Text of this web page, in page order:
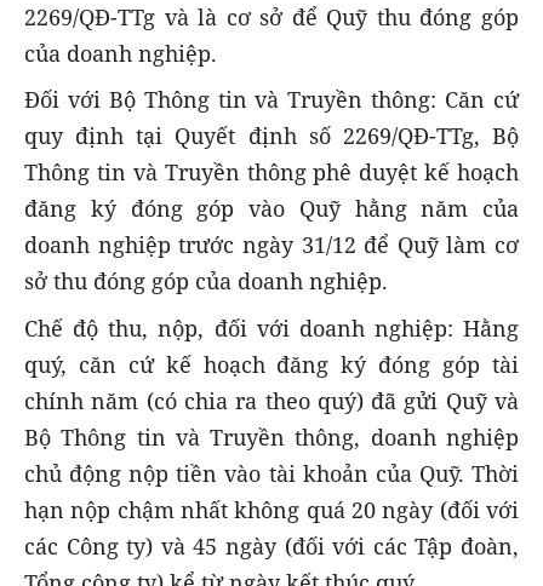
2269/QĐ-TTg và là cơ sở để Quỹ thu đóng góp
của doanh nghiệp.
Đối với Bộ Thông tin và Truyền thông: Căn cứ
quy định tại Quyết định số 2269/QĐ-TTg, Bộ
Thông tin và Truyền thôngphê duyệt kế hoạch
đăng ký đóng góp vào Quỹ hằng năm của
doanh nghiệp trước ngày 31/12 để Quỹ làm cơ
sở thu đóng góp của doanh nghiệp.
Chế độ thu, nộp, đối với doanh nghiệp: Hằng
quý, căn cứ kế hoạch đăng ký đóng góp tài
chính năm (có chia ra theo quý) đã gửi Quỹ và
BộThông tin và Truyền thông, doanh nghiệp
chủ động nộp tiền vào tài khoản của Quỹ. Thời
hạn nộp chậm nhất không quá 20 ngày (đối với
các Công ty) và 45 ngày (đối với các Tập đoàn,